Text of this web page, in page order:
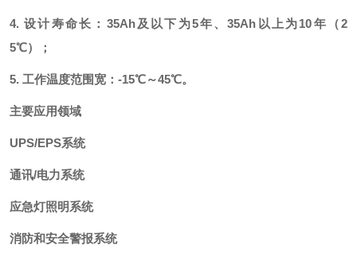
4. 设计寿命长：35Ah及以下为5年、35Ah以上为10年（2
5℃）；
5. 工作温度范围宽：-15℃～45℃。
主要应用领域
UPS/EPS系统
通讯/电力系统
应急灯照明系统
消防和安全警报系统